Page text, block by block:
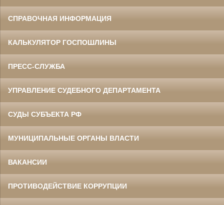
СПРАВОЧНАЯ ИНФОРМАЦИЯ
КАЛЬКУЛЯТОР ГОСПОШЛИНЫ
ПРЕСС-СЛУЖБА
УПРАВЛЕНИЕ СУДЕБНОГО ДЕПАРТАМЕНТА
СУДЫ СУБЪЕКТА РФ
МУНИЦИПАЛЬНЫЕ ОРГАНЫ ВЛАСТИ
ВАКАНСИИ
ПРОТИВОДЕЙСТВИЕ КОРРУПЦИИ